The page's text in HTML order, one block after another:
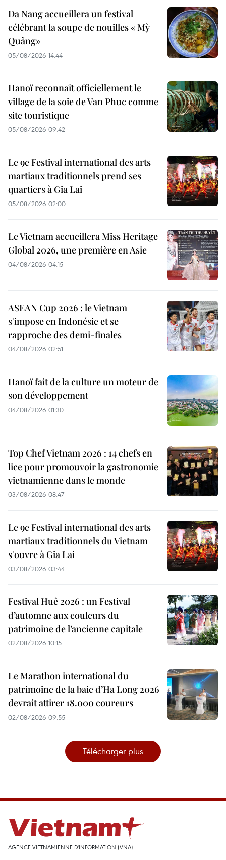
Da Nang accueillera un festival
célébrant la soupe de nouilles « Mỳ
Quảng»
05/08/2026 14:44
Hanoï reconnaît officiellement le
village de la soie de Van Phuc comme
site touristique
05/08/2026 09:42
Le 9e Festival international des arts
martiaux traditionnels prend ses
quartiers à Gia Lai
05/08/2026 02:00
Le Vietnam accueillera Miss Heritage
Global 2026, une première en Asie
04/08/2026 04:15
ASEAN Cup 2026 : le Vietnam
s'impose en Indonésie et se
rapproche des demi-finales
04/08/2026 02:51
Hanoï fait de la culture un moteur de
son développement
04/08/2026 01:30
Top Chef Vietnam 2026 : 14 chefs en
lice pour promouvoir la gastronomie
vietnamienne dans le monde
03/08/2026 08:47
Le 9e Festival international des arts
martiaux traditionnels du Vietnam
s'ouvre à Gia Lai
03/08/2026 03:44
Festival Huê 2026 : un Festival
d’automne aux couleurs du
patrimoine de l’ancienne capitale
02/08/2026 10:15
Le Marathon international du
patrimoine de la baie d’Ha Long 2026
devrait attirer 18.000 coureurs
02/08/2026 09:55
Télécharger plus
AGENCE VIETNAMIENNE D'INFORMATION (VNA)